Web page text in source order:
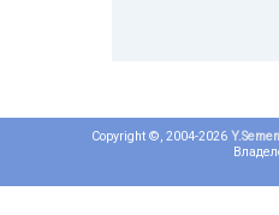
Copyright ©, 2004-2026